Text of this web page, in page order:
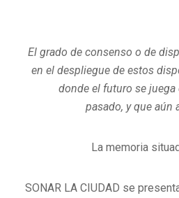
El grado de consenso o de
en el despliegue de estos
donde el futuro se
pasado, y que aún
La memoria
SONAR LA CIUDAD se